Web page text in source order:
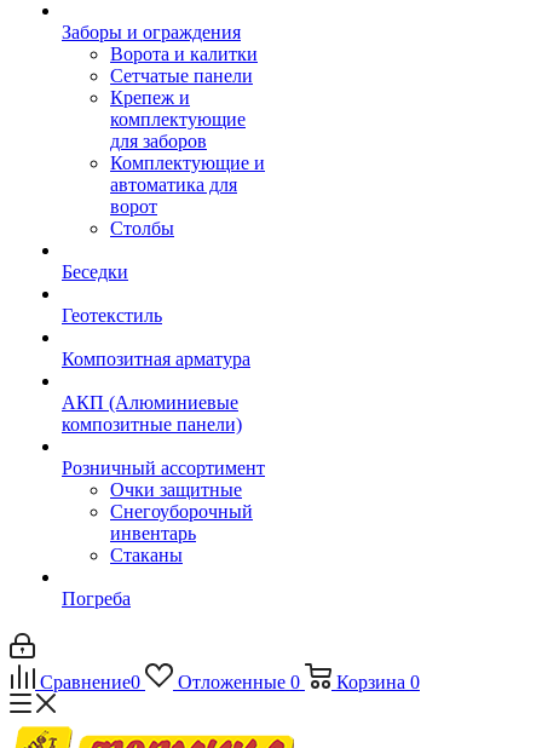
Заборы и ограждения
Ворота и калитки
Сетчатые панели
Крепеж и
комплектующие
для заборов
Комплектующие и
автоматика для
ворот
Столбы
Беседки
Геотекстиль
Композитная арматура
АКП (Алюминиевые
композитные панели)
Розничный ассортимент
Очки защитные
Снегоуборочный
инвентарь
Стаканы
Погреба
Сравнение0 Отложенные 0 Корзина 0